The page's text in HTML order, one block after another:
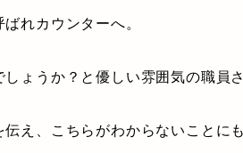
れカウンターへ。
ょうか？と優しい雰囲気の職員さ
え、こちらがわからないことに